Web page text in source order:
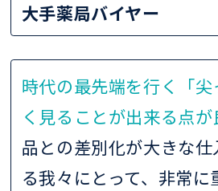
大手薬局バイヤー
時代の最先端を行く「
く見ることが出来る点が
品との差別化が大きな
る我々にとって、非常